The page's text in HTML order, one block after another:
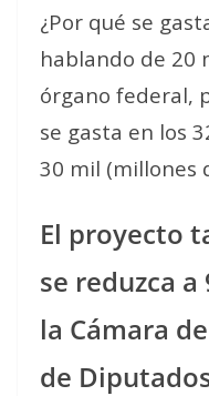
¿Por qué se
hablando de 20
órgano federal,
se gasta en los
30 mil (millones
El proyecto
se reduzca
la Cámara
de